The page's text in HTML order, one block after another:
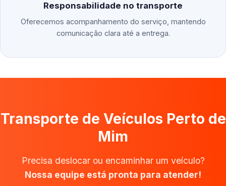
Responsabilidade no transporte
Oferecemos acompanhamento do serviço, mantendo
comunicação clara até a entrega.
Transporte de Veículos Perto de
Mim
Precisa deslocar ou encaminhar um veículo?
Nossa equipe está pronta para atender!